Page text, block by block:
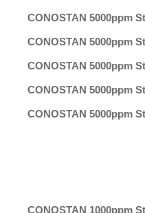
CONOSTAN 5000ppm
CONOSTAN 5000ppm
CONOSTAN 5000ppm
CONOSTAN 5000ppm
CONOSTAN 5000ppm
CONOSTAN 1000ppm